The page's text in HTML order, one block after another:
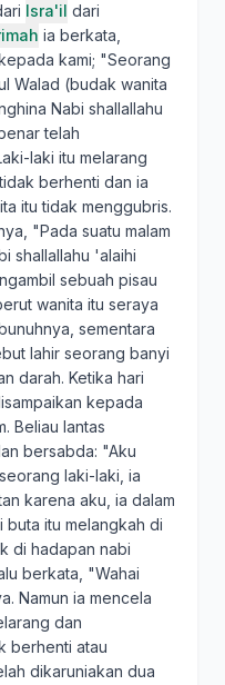
Isra'il dari
ia berkata,
kami; "Seorang
Walad (budak wanita
Nabi shallallahu
telah
laki itu melarang
berhenti dan ia
itu tidak menggubris.
"Pada suatu malam
shallallahu 'alaihi
sebuah pisau
wanita itu seraya
sementara
lahir seorang banyi
darah. Ketika hari
kepada
Beliau lantas
bersabda: "Aku
laki-laki, ia
karena aku, ia dalam
buta itu melangkah di
di hadapan nabi
berkata, "Wahai
Namun ia mencela
dan
berhenti atau
dikaruniakan dua